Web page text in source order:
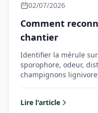
02/07/2026
Comment
chantier
Identifier la mérule
sporophore, odeur,
champignons
Lire l'article